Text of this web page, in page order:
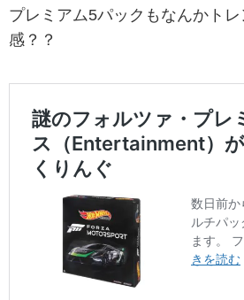
プレミアム5パックもなんかト
感？？